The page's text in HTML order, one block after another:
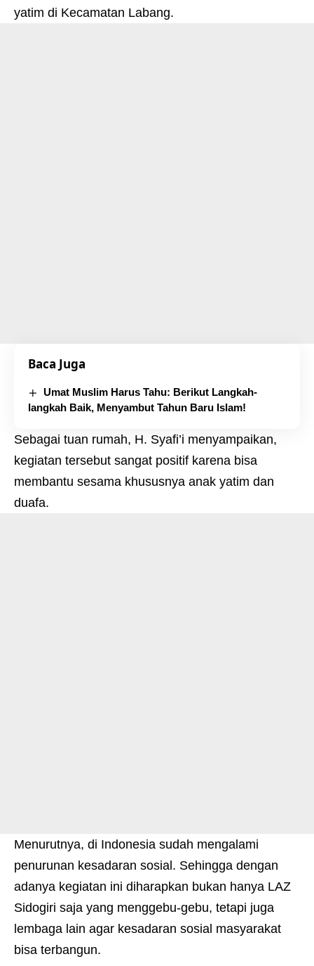
yatim di Kecamatan Labang.
Baca Juga
Umat Muslim Harus Tahu: Berikut Langkah-
langkah Baik, Menyambut Tahun Baru Islam!
Sebagai tuan rumah, H. Syafi’i menyampaikan,
kegiatan tersebut sangat positif karena bisa
membantu sesama khususnya anak yatim dan
duafa.
Menurutnya, di Indonesia sudah mengalami
penurunan kesadaran sosial. Sehingga dengan
adanya kegiatan ini diharapkan bukan hanya LAZ
Sidogiri saja yang menggebu-gebu, tetapi juga
lembaga lain agar kesadaran sosial masyarakat
bisa terbangun.